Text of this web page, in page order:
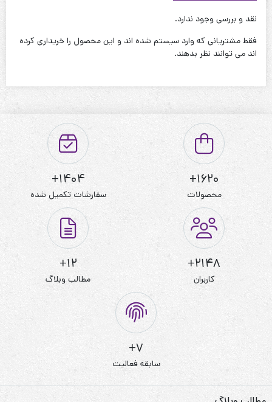
کیفیت دوخت:عالی
نحوه شستشو:با آب 40 درجه و بدون استفاده از مایعات سفیدکننده
نقد و بررسی وجود ندارد.
فقط مشتریانی که وارد سیستم شده اند و این محصول را خریداری کرده
اند می توانند نظر بدهند.
1620+
محصولات
1404+
سفارشات تکمیل شده
2148+
کاربران
12+
مطالب وبلاگ
7+
سابقه فعالیت